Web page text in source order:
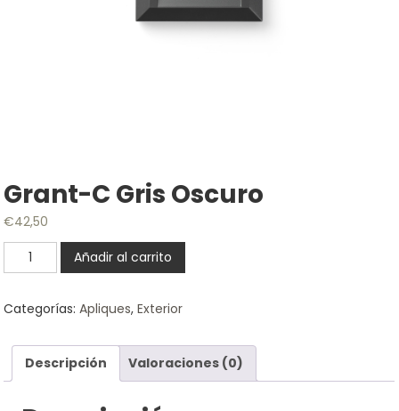
Grant-C Gris Oscuro
€42,50
Grant-
C
Oscuro
cantidad
Añadir al carrito
Categorías:Apliques,Exterior
Descripción Valoraciones (0)